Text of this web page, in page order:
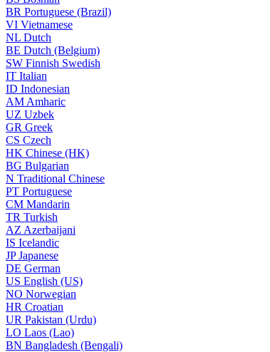
BR Portuguese (Brazil)
VI Vietnamese
NL Dutch
BE Dutch (Belgium)
SW Finnish Swedish
IT Italian
ID Indonesian
AM Amharic
UZ Uzbek
GR Greek
CS Czech
HK Chinese (HK)
BG Bulgarian
N Traditional Chinese
PT Portuguese
CM Mandarin
TR Turkish
AZ Azerbaijani
IS Icelandic
JPJapanese
DE German
US English (US)
NO Norwegian
HR Croatian
UR Pakistan (Urdu)
LO Laos (Lao)
BN Bangladesh (Bengali)